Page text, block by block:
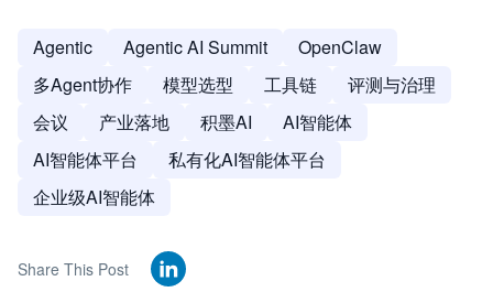
Agentic Agentic AI Summit
OpenClaw
多Agent协作
模型选型 工具链
评测与治理
会议
产业落地 积墨AI
AI智能体
AI智能体平台
私有化AI智能体平台
企业级AI智能体
Share This Post